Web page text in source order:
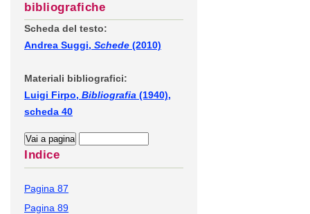
bibliografiche
Scheda del testo:
Andrea Suggi, Schede (2010)
Materiali bibliografici:
Luigi Firpo, Bibliografia (1940),
scheda 40
Indice
Pagina 87
Pagina 89